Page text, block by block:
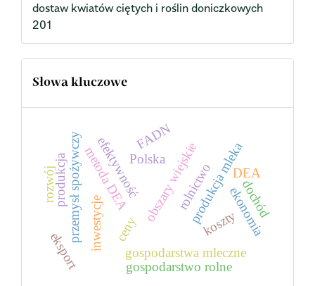
dostaw kwiatów ciętych i roślin doniczkowych
201
Słowa kluczowe
rolnictwo
efektywność produkcja mleka
gospodarstwa mleczne
obszary wiejskie
Polska
inwestycje
metoda DEA ekonomia
przemysł spożywczy
gospodarstwo rolne
ceny
FADN
koszty
dochód
produkcja
eksport
rozwój DEA